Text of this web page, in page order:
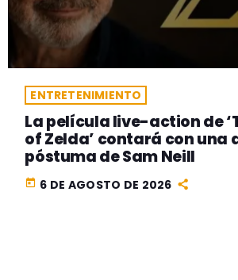
ENTRETENIMIENTO
La película live-action de
of Zelda’ contará con una
póstuma de Sam Neill
today 6 DE AGOSTO DE 2026